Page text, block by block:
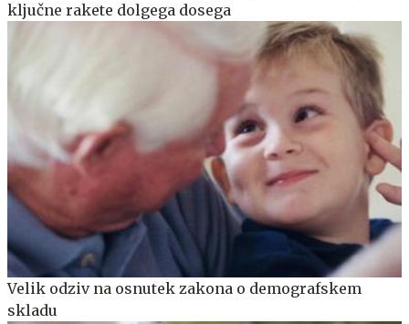
ključne rakete dolgega dosega
Velik odziv na osnutek zakona o demografskem
skladu